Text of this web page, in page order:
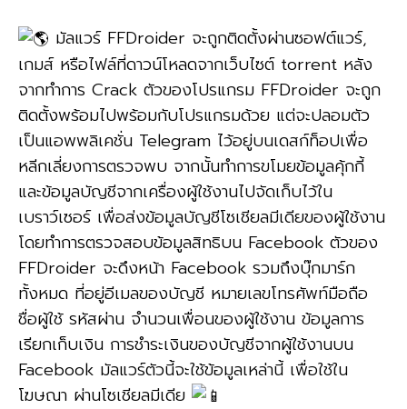
มัลแวร์ FFDroider จะถูกติดตั้งผ่านซอฟต์แวร์,
เกมส์ หรือไฟล์ที่ดาวน์โหลดจากเว็บไซต์ torrent หลัง
จากทำการ Crack ตัวของโปรแกรม FFDroider จะถูก
ติดตั้งพร้อมไปพร้อมกับโปรแกรมด้วย แต่จะปลอมตัว
เป็นแอพพลิเคชั่น Telegram ไว้อยู่บนเดสก์ท็อปเพื่อ
หลีกเลี่ยงการตรวจพบ จากนั้นทำการขโมยข้อมูลคุ้กกี้
และข้อมูลบัญชีจากเครื่องผู้ใช้งานไปจัดเก็บไว้ใน
เบราว์เซอร์ เพื่อส่งข้อมูลบัญชีโซเชียลมีเดียของผู้ใช้งาน
โดยทำการตรวจสอบข้อมูลสิทธิบน Facebook ตัวของ
FFDroider จะดึงหน้า Facebook รวมถึงบุ๊กมาร์ก
ทั้งหมด ที่อยู่อีเมลของบัญชี หมายเลขโทรศัพท์มือถือ
ชื่อผู้ใช้ รหัสผ่าน จำนวนเพื่อนของผู้ใช้งาน ข้อมูลการ
เรียกเก็บเงิน การชำระเงินของบัญชีจากผู้ใช้งานบน
Facebook มัลแวร์ตัวนี้จะใช้ข้อมูลเหล่านี้ เพื่อใช้ใน
โฆษณา ผ่านโซเชียลมีเดีย